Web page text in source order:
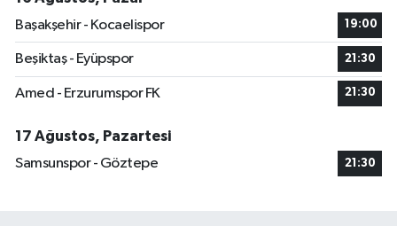
Başakşehir - Kocaelispor
19:00
Beşiktaş - Eyüpspor 21:30
Amed - Erzurumspor FK 21:30
17 Ağustos, Pazartesi
Samsunspor - Göztepe
21:30